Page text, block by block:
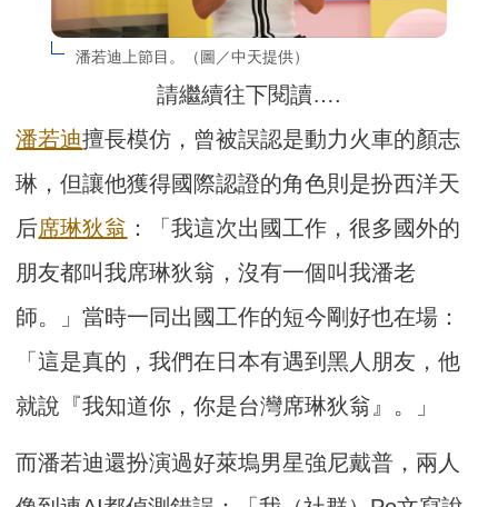
潘若迪上節目。（圖／中天提供）
請繼續往下閱讀….
潘若迪擅長模仿，曾被誤認是動力火車的顏志
琳，但讓他獲得國際認證的角色則是扮西洋天
后席琳狄翁 ：「我這次出國工作，很多國外的
朋友都叫我席琳狄翁，沒有一個叫我潘老
師。」當時一同出國工作的短今剛好也在場：
「這是真的，我們在日本有遇到黑人朋友，他
就說『我知道你，你是台灣席琳狄翁』。」
而潘若迪還扮演過好萊塢男星強尼戴普，兩人